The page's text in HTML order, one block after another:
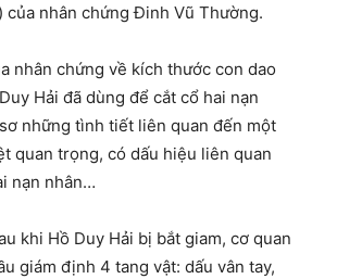
của nhân chứng Đinh Vũ Thường.
nhân chứng về kích thước con dao
Hải đã dùng để cắt cổ hai nạn
những tình tiết liên quan đến một
quan trọng, có dấu hiệu liên quan
nạn nhân…
khi Hồ Duy Hải bị bắt giam, cơ quan
giám định 4 tang vật: dấu vân tay,